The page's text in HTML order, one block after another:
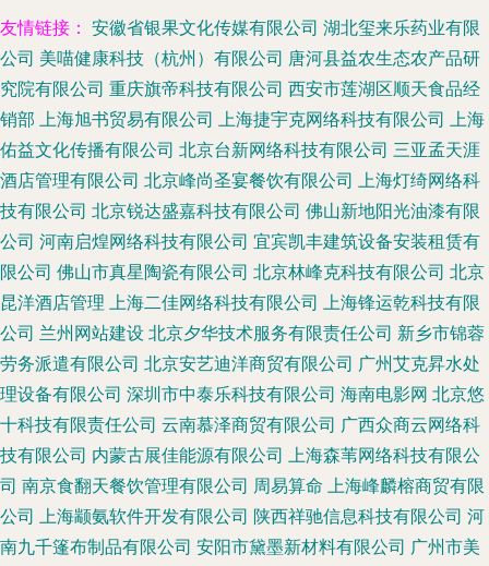
友情链接： 安徽省银果文化传媒有限公司 湖北玺来乐药业有限
公司 美喵健康科技（杭州）有限公司 唐河县益农生态农产品研
究院有限公司 重庆旗帝科技有限公司 西安市莲湖区顺天食品经
销部 上海旭书贸易有限公司 上海捷宇克网络科技有限公司 上海
佑益文化传播有限公司 北京台新网络科技有限公司 三亚孟天涯
酒店管理有限公司 北京峰尚圣宴餐饮有限公司 上海灯绮网络科
技有限公司 北京锐达盛嘉科技有限公司 佛山新地阳光油漆有限
公司 河南启煌网络科技有限公司 宜宾凯丰建筑设备安装租赁有
限公司 佛山市真星陶瓷有限公司 北京林峰克科技有限公司 北京
昆洋酒店管理 上海二佳网络科技有限公司 上海锋运乾科技有限
公司 兰州网站建设 北京夕华技术服务有限责任公司 新乡市锦蓉
劳务派遣有限公司 北京安艺迪洋商贸有限公司 广州艾克昇水处
理设备有限公司 深圳市中泰乐科技有限公司 海南电影网 北京悠
十科技有限责任公司 云南慕泽商贸有限公司 广西众商云网络科
技有限公司 内蒙古展佳能源有限公司 上海森苇网络科技有限公
司 南京食翻天餐饮管理有限公司 周易算命 上海峰麟榕商贸有限
公司 上海颛氨软件开发有限公司 陕西祥驰信息科技有限公司 河
南九千篷布制品有限公司 安阳市黛墨新材料有限公司 广州市美